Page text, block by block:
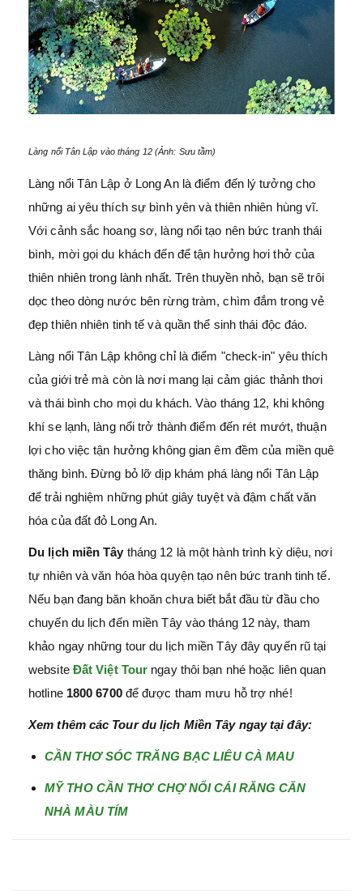
Làng nổi Tân Lập vào tháng 12 (Ảnh: Sưu tầm)
Làng nổi Tân Lập ở Long An là điểm đến lý tưởng cho
những ai yêu thích sự bình yên và thiên nhiên hùng vĩ.
Với cảnh sắc hoang sơ, làng nổi tạo nên bức tranh thái
bình, mời gọi du khách đến để tận hưởng hơi thở của
thiên nhiên trong lành nhất. Trên thuyền nhỏ, bạn sẽ trôi
dọc theo dòng nước bên rừng tràm, chìm đắm trong vẻ
đẹp thiên nhiên tinh tế và quần thể sinh thái độc đáo.
Làng nổi Tân Lập không chỉ là điểm "check-in" yêu thích
của giới trẻ mà còn là nơi mang lại cảm giác thảnh thơi
và thái bình cho mọi du khách. Vào tháng 12, khi không
khí se lạnh, làng nổi trở thành điểm đến rét mướt, thuận
lợi cho việc tận hưởng không gian êm đềm của miền quê
thăng bình. Đừng bỏ lỡ dịp khám phá làng nổi Tân Lập
để trải nghiệm những phút giây tuyệt và đậm chất văn
hóa của đất đỏ Long An.
Du lịch miền Tây tháng 12 là một hành trình kỳ diệu, nơi
tự nhiên và văn hóa hòa quyện tạo nên bức tranh tinh tế.
Nếu bạn đang băn khoăn chưa biết bắt đầu từ đầu cho
chuyến du lịch đến miền Tây vào tháng 12 này, tham
khảo ngay những tour du lịch miền Tây đây quyến rũ tại
website Đất Việt Tour ngay thôi bạn nhé hoặc liên quan
hotline1800 6700để được tham mưu hỗ trợ nhé!
Xem thêm các Tour du lịch Miền Tây ngay tại đây:
CẦN THƠ SÓC TRĂNG BẠC LIÊU CÀ MAU
MỸ THO CẦN THƠ CHỢ NỔI CÁI RĂNG CĂN
NHÀ MÀU TÍM